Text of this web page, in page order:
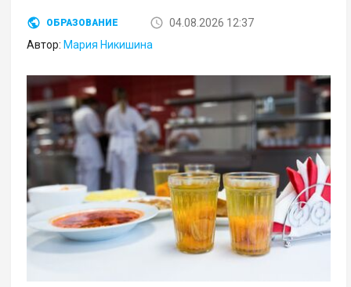
ОБРАЗОВАНИЕ
04.08.2026 12:37
Автор: Мария Никишина